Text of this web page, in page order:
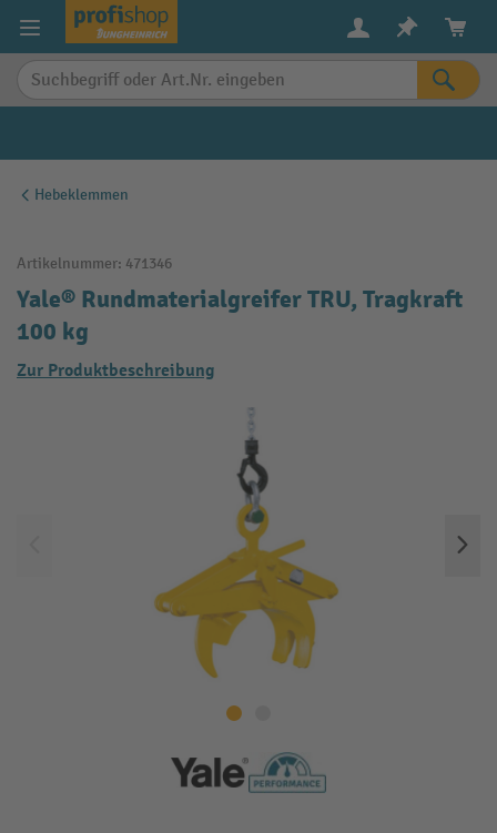
springen
Hebeklemmen
Artikelnummer: 471346
Yale® Rundmaterialgreifer TRU, Tragkraft
100 kg
Zur Produktbeschreibung